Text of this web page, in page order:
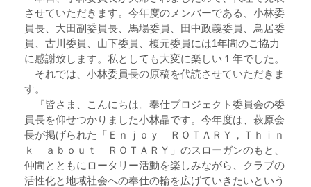
させていただきます。今年度のメンバーである、小林委
員長、大田副委員長、馬場委員、田中政義委員、鳥居委
員、古川委員、山下委員、榎元委員には1年間のご協力
に感謝致します。私としても大変に楽しい１年でした。
それでは、小林委員長の原稿を代読させていただきま
す。
『皆さま、こんにちは。奉仕プロジェクト委員会の委
員長を仰せつかりました小林晶です。今年度は、萩原会
長が掲げられた「Ｅｎｊｏｙ ＲＯＴＡＲＹ，Ｔｈｉｎ
ｋ ａｂｏｕｔ ＲＯＴＡＲＹ」のスローガンのもと、
仲間とともにロータリー活動を楽しみながら、クラブの
活性化と地域社会への奉仕の輪を広げていきたいという